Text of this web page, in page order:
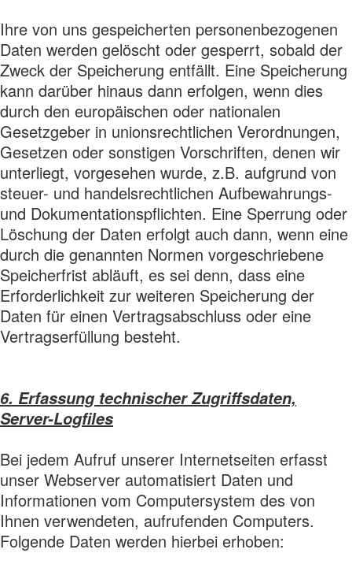
Ihre von uns gespeicherten personenbezogenen
Daten werden gelöscht oder gesperrt, sobald der
Zweck der Speicherung entfällt. Eine Speicherung
kann darüber hinaus dann erfolgen, wenn dies
durch den europäischen oder nationalen
Gesetzgeber in unionsrechtlichen Verordnungen,
Gesetzen oder sonstigen Vorschriften, denen wir
unterliegt, vorgesehen wurde, z.B. aufgrund von
steuer- und handelsrechtlichen Aufbewahrungs-
und Dokumentationspflichten. Eine Sperrung oder
Löschung der Daten erfolgt auch dann, wenn eine
durch die genannten Normen vorgeschriebene
Speicherfrist abläuft, es sei denn, dass eine
Erforderlichkeit zur weiteren Speicherung der
Daten für einen Vertragsabschluss oder eine
Vertragserfüllung besteht.
6. Erfassung technischer Zugriffsdaten,
Server-Logfiles
Bei jedem Aufruf unserer Internetseiten erfasst
unser Webserver automatisiert Daten und
Informationen vom Computersystem des von
Ihnen verwendeten, aufrufenden Computers.
Folgende Daten werden hierbei erhoben: